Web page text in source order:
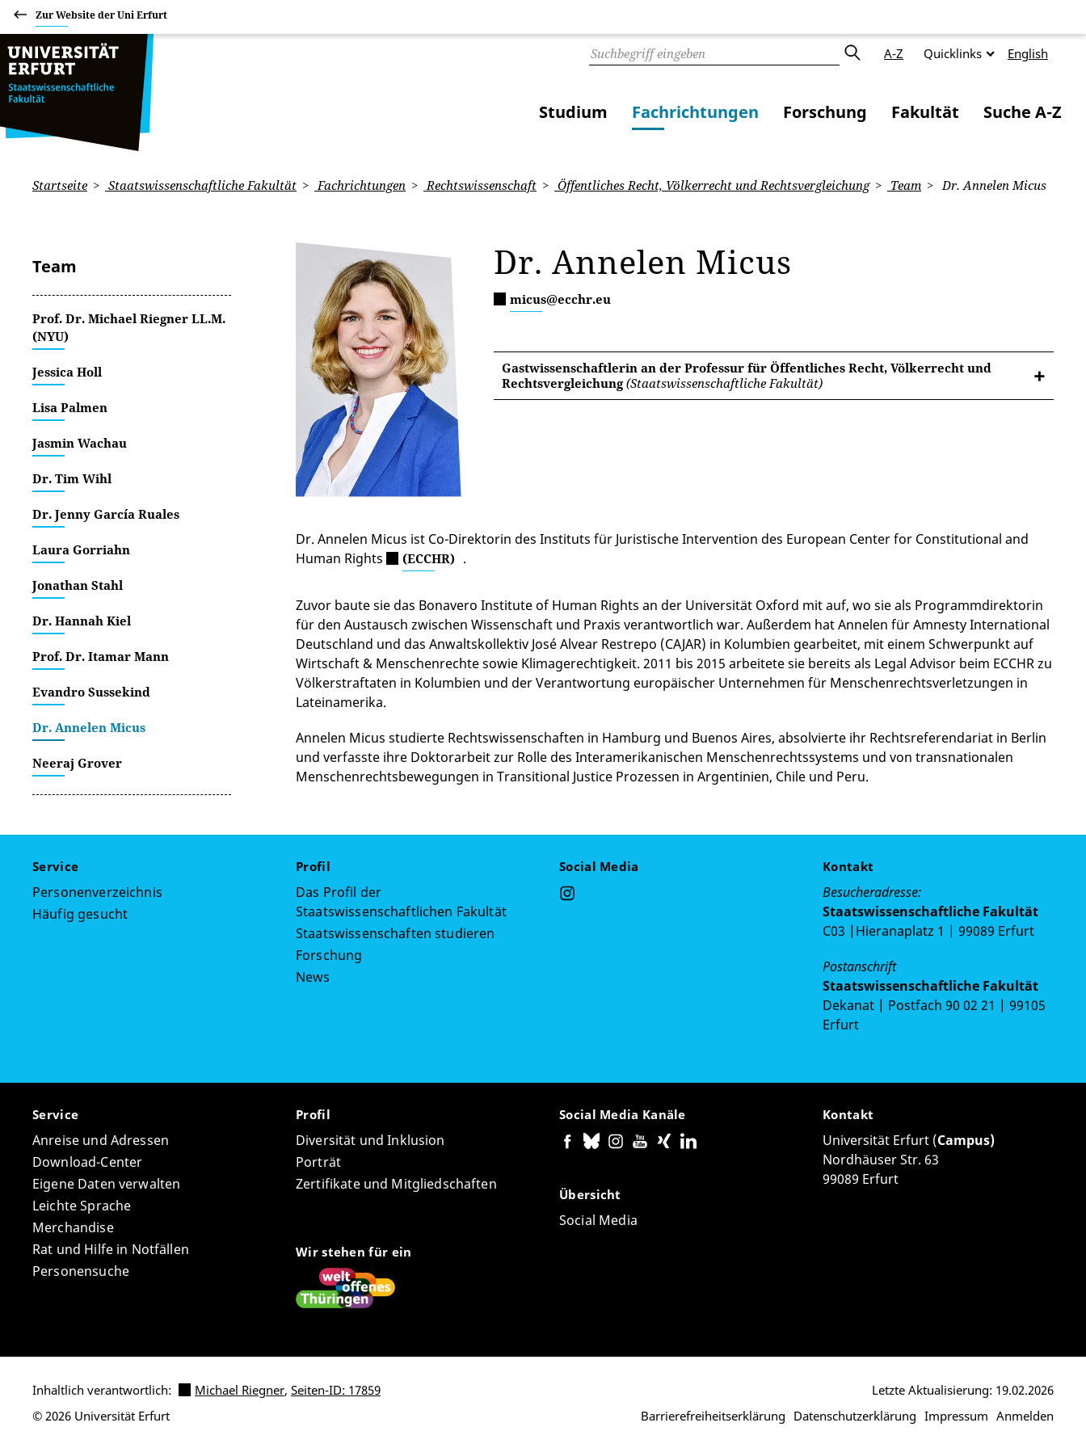
Zur Website der Uni Erfurt
A-Z Quicklinks English
Studium Fachrichtungen Forschung Fakultät Suche A-Z
Startseite Staatswissenschaftliche Fakultät Fachrichtungen Rechtswissenschaft Öffentliches Recht, Völkerrecht und Rechtsvergleichung Team Dr. Annelen Micus
Team
Prof. Dr. Michael Riegner LL.M.
(NYU)
Jessica Holl
Lisa Palmen
Jasmin Wachau
Dr. Tim Wihl
Dr. Jenny García Ruales
Laura Gorriahn
Jonathan Stahl
Dr. Hannah Kiel
Prof. Dr. Itamar Mann
Evandro Sussekind
Dr. Annelen Micus
Neeraj Grover
Dr. Annelen Micus
micus@ecchr.eu
Gastwissenschaftlerin an der Professur für Öffentliches Recht, Völkerrecht und
Rechtsvergleichung(Staatswissenschaftliche Fakultät)
Dr. Annelen Micus ist Co-Direktorin des Instituts für Juristische Intervention des European Center for Constitutional and
Human Rights
(ECCHR) .
Zuvor baute sie das Bonavero Institute of Human Rights an der Universität Oxford mit auf, wo sie als Programmdirektorin
für den Austausch zwischen Wissenschaft und Praxis verantwortlich war. Außerdem hat Annelen für Amnesty International
Deutschland und das Anwaltskollektiv José Alvear Restrepo (CAJAR) in Kolumbien gearbeitet, mit einem Schwerpunkt auf
Wirtschaft & Menschenrechte sowie Klimagerechtigkeit. 2011 bis 2015 arbeitete sie bereits als Legal Advisor beim ECCHR zu
Völkerstraftaten in Kolumbien und der Verantwortung europäischer Unternehmen für Menschenrechtsverletzungen in
Lateinamerika.
Annelen Micus studierte Rechtswissenschaften in Hamburg und Buenos Aires, absolvierte ihr Rechtsreferendariat in Berlin
und verfasste ihre Doktorarbeit zur Rolle des Interamerikanischen Menschenrechtssystems und von transnationalen
Menschenrechtsbewegungen in Transitional Justice Prozessen in Argentinien, Chile und Peru.
Service
Personenverzeichnis
Häufig gesucht
Profil
Das Profil der
Staatswissenschaftlichen Fakultät
Staatswissenschaften studieren
Forschung
News
Social Media Kontakt
Besucheradresse:
Staatswissenschaftliche Fakultät
C03 |Hieranaplatz 1 | 99089 Erfurt
Postanschrift
Staatswissenschaftliche Fakultät
Dekanat | Postfach 90 02 21 | 99105
Erfurt
Service
Anreise und Adressen
Download-Center
Eigene Daten verwalten
Leichte Sprache
Merchandise
Rat und Hilfe in Notfällen
Personensuche
Profil
Diversität und Inklusion
Porträt
Zertifikate und Mitgliedschaften
Wir stehen für ein
Social Media Kanäle
Übersicht
Social Media
Kontakt
Universität Erfurt (Campus)
Nordhäuser Str. 63
99089 Erfurt
Inhaltlich verantwortlich: Michael Riegner, Seiten-ID: 17859
Barrierefreiheitserklärung Datenschutzerklärung Impressum Anmelden
Letzte Aktualisierung: 19.02.2026
© 2026 Universität Erfurt